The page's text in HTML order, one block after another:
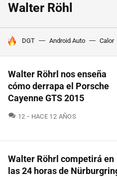
Walter Röhl
HOY SE HABLA DE
DGT Android Auto Calor
Walter Röhrl nos enseña
cómo derrapa el Porsche
Cayenne GTS 2015
12 COMENTARIOS
HACE 12 AÑOS
Walter Röhrl competirá en
las 24 horas de